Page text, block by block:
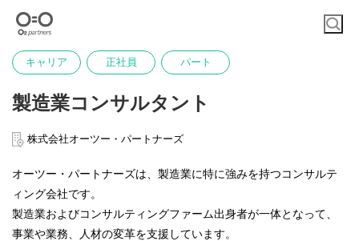
キャリア 正社員 パート
製造業コンサルタント
株式会社オーツー・パートナーズ
オーツー・パートナーズは、製造業に特に強みを持つコンサルテ
ィング会社です。
製造業およびコンサルティングファーム出身者が一体となって、
事業や業務、人材の変革を支援しています。